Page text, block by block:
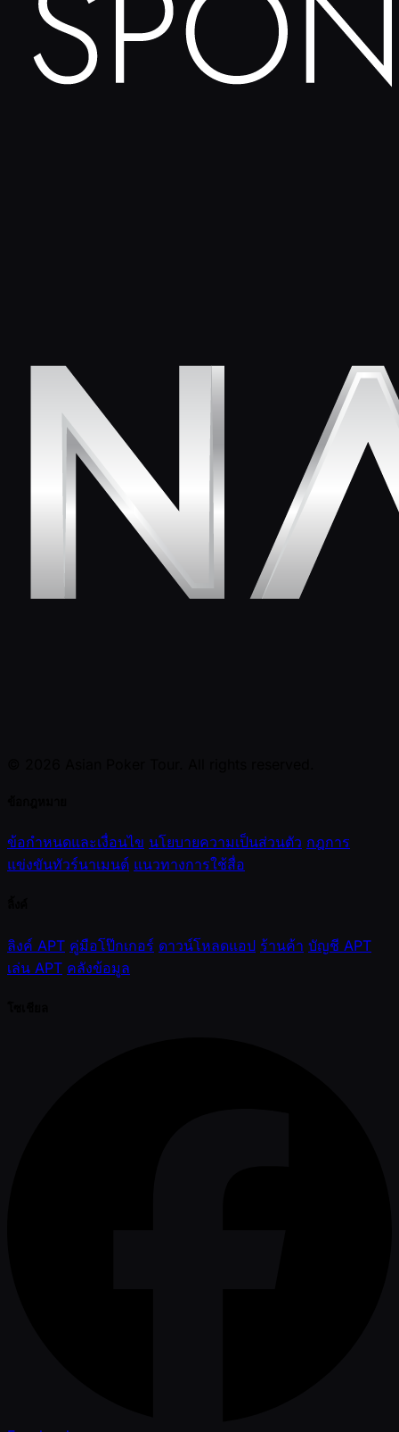
ข้อกำหนดและเงื่อนไข นโยบายความเป็นส่วนตัว กฎการ
แข่งขันทัวร์นาเมนต์ แนวทางการใช้สื่อ
ลิงค์ APT คู่มือโป๊กเกอร์ ดาวน์โหลดแอป ร้านค้า บัญชี APT
เล่น APT คลังข้อมูล